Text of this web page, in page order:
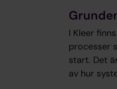
I Kleer
processer
start. Det
av hur